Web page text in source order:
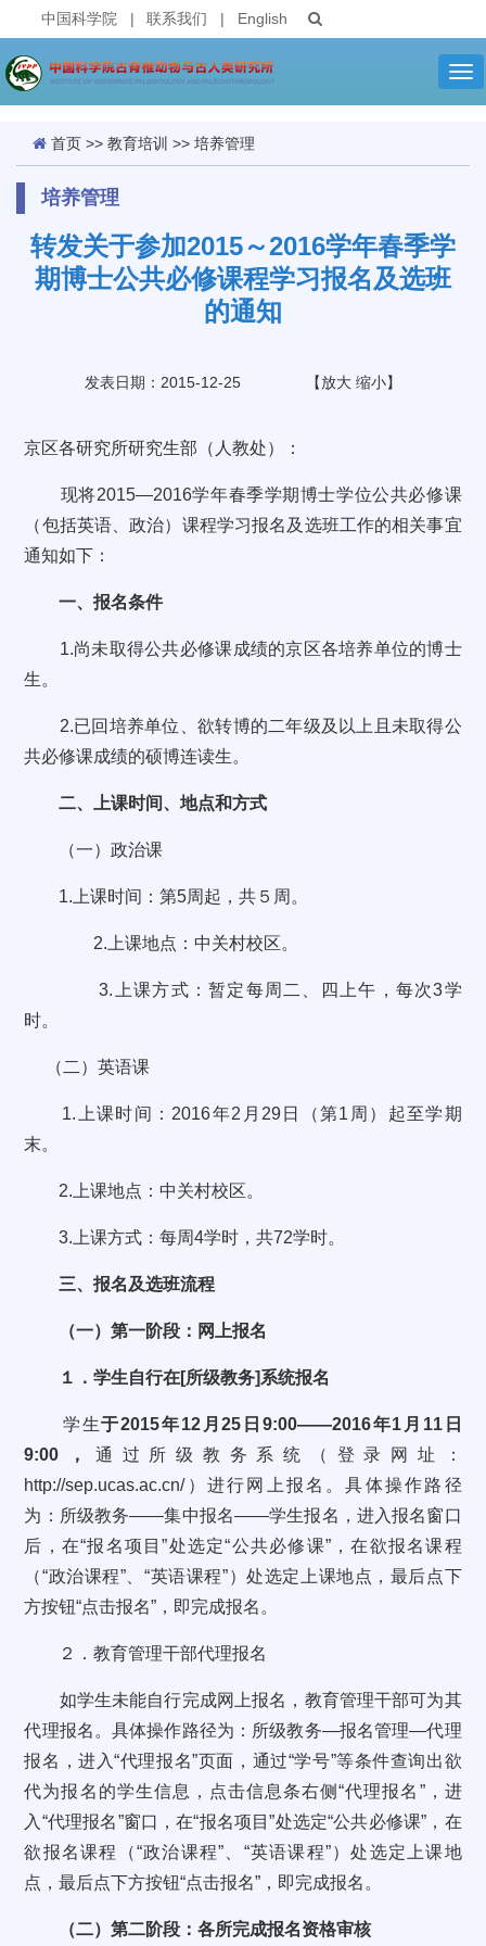
中国科学院 | 联系我们 | English
首页 >> 教育培训 >> 培养管理
培养管理
转发关于参加2015～2016学年春季学
期博士公共必修课程学习报名及选班
的通知
发表日期：2015-12-25 【放大 缩小】
京区各研究所研究生部（人教处）：
现将2015—2016学年春季学期博士学位公共必修课
（包括英语、政治）课程学习报名及选班工作的相关事宜
通知如下：
一、报名条件
1.尚未取得公共必修课成绩的京区各培养单位的博士
生。
2.已回培养单位、欲转博的二年级及以上且未取得公
共必修课成绩的硕博连读生。
二、上课时间、地点和方式
（一）政治课
1. 上课时间：第5周起，共５周。
2. 上课地点：中关村校区。
3. 上课方式：暂定每周二、四上午，每次3学
时。
（二）英语课
1. 上课时间： 2016年2 月 29日（第1 周）起至学期
末。
2. 上课地点：中关村校区。
3. 上课方式：每周4学时，共72学时。
三、报名及选班流程
（一）第一阶段：网上报名
１．学生自行在[所级教务]系统报名
学生于2015年12月25 日 9:00——2016年1 月 11日
9:00 ， 通过所级教务系统（登录网址：
http://sep.ucas.ac.cn/） 进行网上报名。具体操作路径
为：所级教务——集中报名——学生报名，进入报名窗口
后，在“报名项目”处选定“公共必修课”，在欲报名课程
（“政治课程”、“英语课程”）处选定上课地点，最后点下
方按钮“点击报名” ，即完成报名。
２．教育管理干部代理报名
如学生未能自行完成网上报名，教育管理干部可为其
代理报名。具体操作路径为：所级教务—报名管理—代理
报名，进入“代理报名”页面，通过“学号”等条件查询出欲
代为报名的学生信息，点击信息条右侧“代理报名 ”，进
入 “代理报名”窗口，在“报名项目”处选定“公共必修课”，在
欲报名课程（“政治课程”、“英语课程”）处选定上课地
点，最后点下方按钮“点击报名” ，即完成报名。
（二）第二阶段：各所完成报名资格审核